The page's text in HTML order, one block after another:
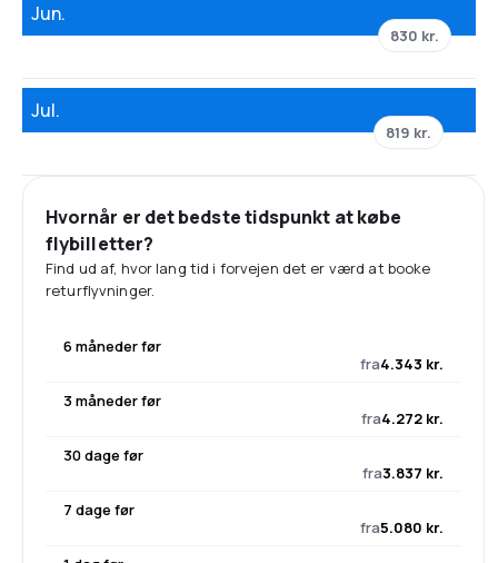
Jun.
830 kr.
Jul.
819 kr.
Hvornår er det bedste tidspunkt at købe
flybilletter?
Find ud af, hvor lang tid i forvejen det er værd at booke
returflyvninger.
6 måneder før
fra4.343 kr.
3 måneder før
fra4.272 kr.
30 dage før
fra3.837 kr.
7 dage før
fra5.080 kr.